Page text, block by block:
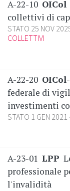
A-22-10 OICol
collettivi di
STATO 25 NOV
COLLETTIVI
A-22-20
federale di
investimenti
STATO 1 GEN 2021
A-23-01 LPP
professionale
l'invalidità